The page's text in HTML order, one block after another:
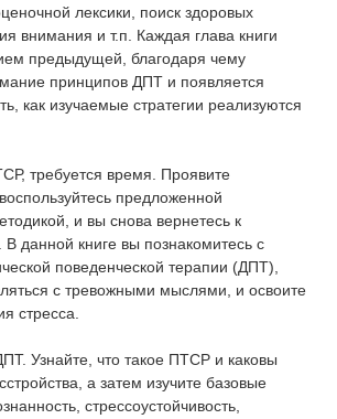
лексики, поиск здоровых
внимания и т.п. Каждая глава книги
предыдущей, благодаря чему
принципов ДПТ и появляется
как изучаемые стратегии реализуются
требуется время. Проявите
предложенной
и вы снова вернетесь к
данной книге вы познакомитесь с
поведенческой терапии (ДПТ),
с тревожными мыслями, и освоите
стресса.
Узнайте, что такое ПТСР и каковы
а затем изучите базовые
стрессоустойчивость,